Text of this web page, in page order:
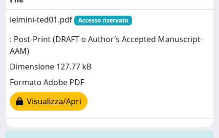
ielmini-ted01.pdf
Accesso riservato
: Post-Print (DRAFT o Author’s Accepted Manuscript-
AAM)
Dimensione 127.77 kB
Formato Adobe PDF
Visualizza/Apri